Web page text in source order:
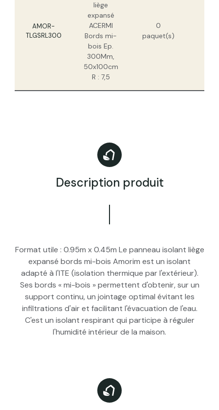
AMOR-
TLGSRL300
liège
expansé
ACERMI
Bords mi-
bois Ep.
300Mm,
50x100cm
R : 7,5
0
paquet(s)
Description produit
Format utile : 0.95m x 0.45m Le panneau isolant liège
expansé bords mi-bois Amorim est un isolant
adapté à l'ITE (isolation thermique par l'extérieur).
Ses bords « mi-bois » permettent d'obtenir, sur un
support continu, un jointage optimal évitant les
infiltrations d'air et facilitant l'évacuation de l'eau.
C'est un isolant respirant qui participe à réguler
l'humidité intérieur de la maison.